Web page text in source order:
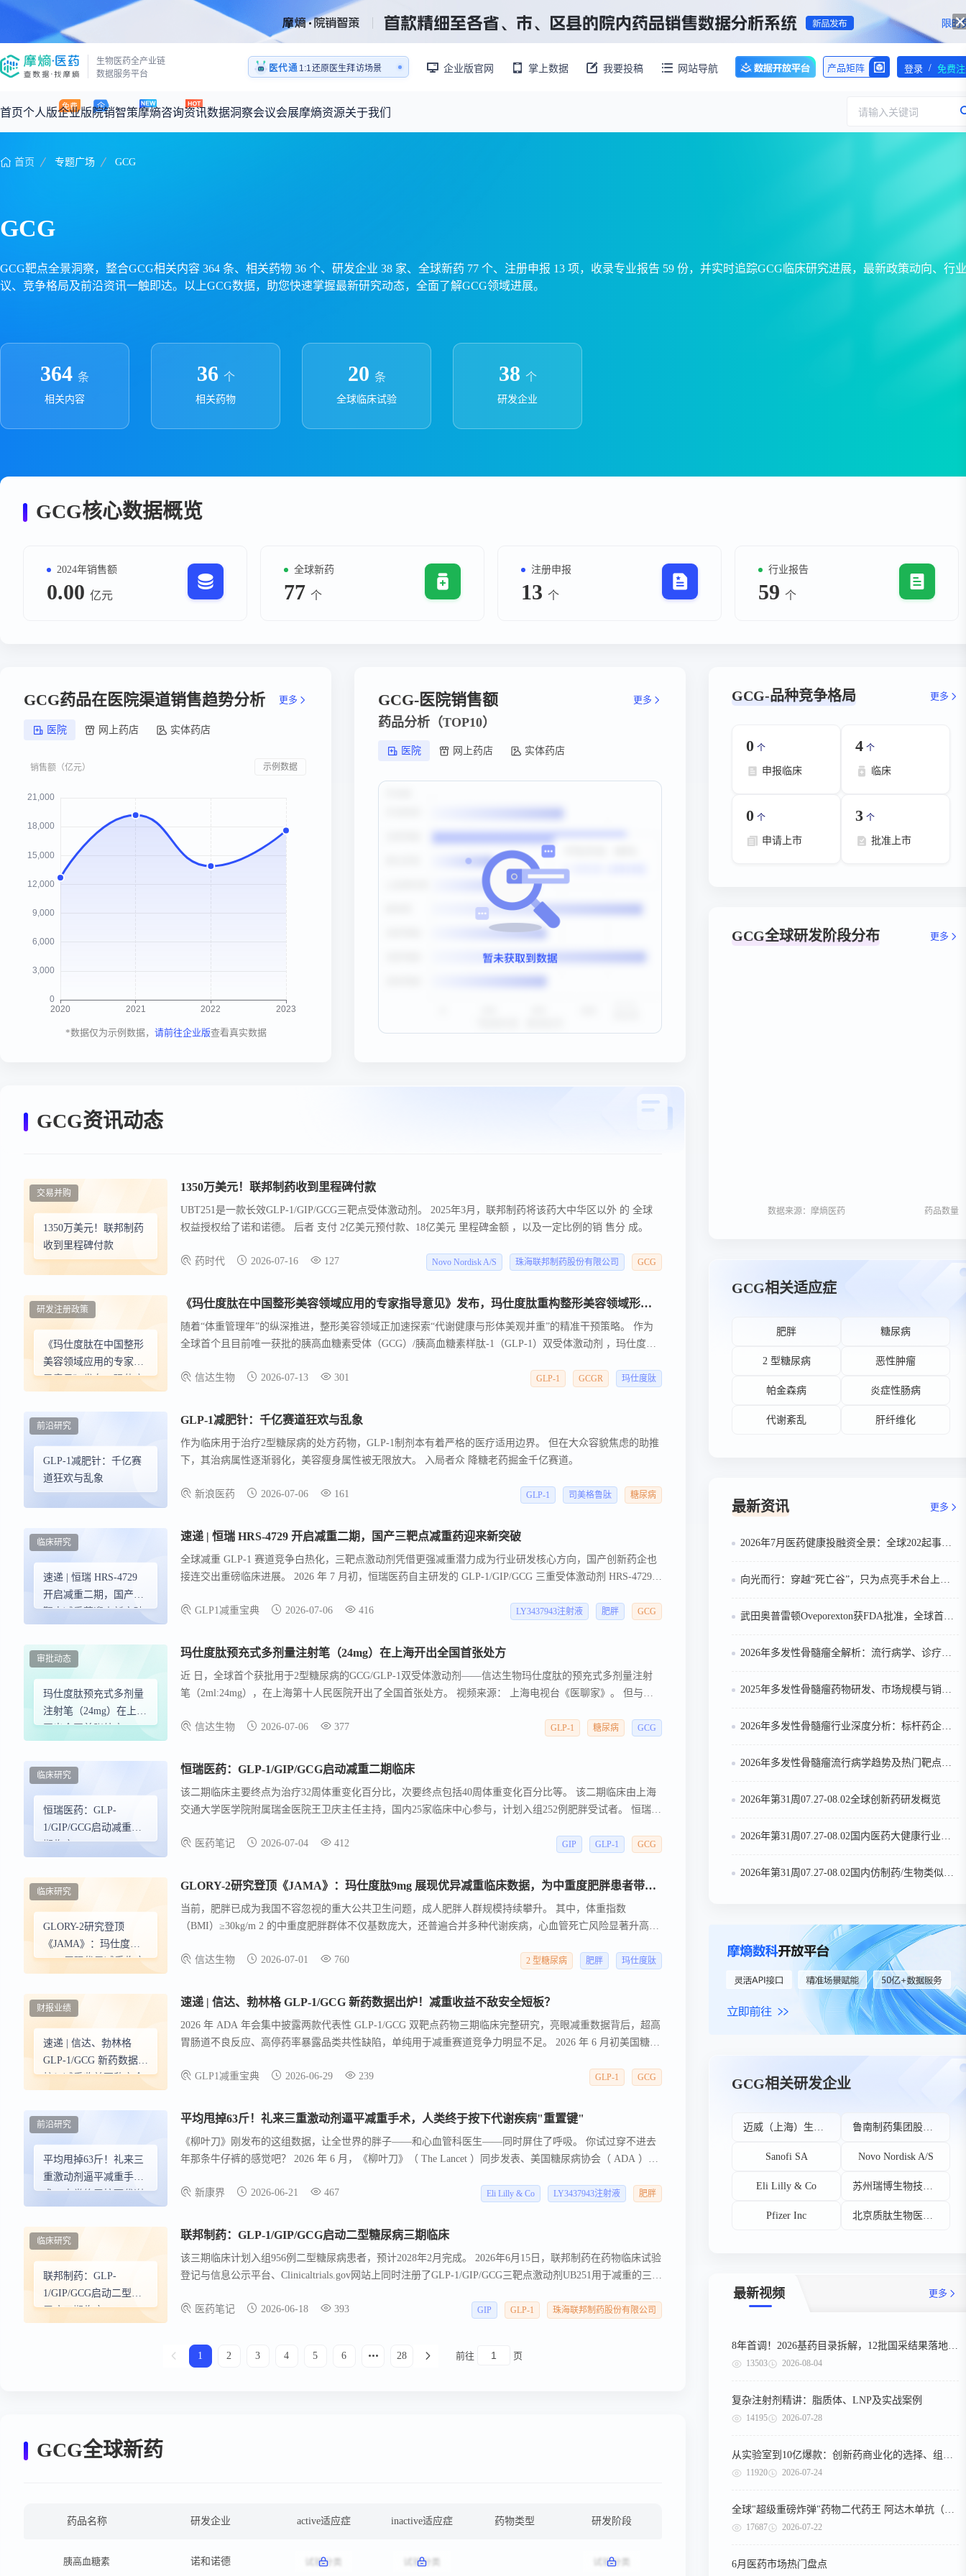
生物医药全产业链
数据服务平台
医代通 医药销售AI模拟陪练系统
1:1还原医生拜访场景
企业版官网 掌上数据 我要投稿 网站导航 产品矩阵 登录 / 免费
首页个人版企业版院销智策摩熵咨询
咨询服务
产品立项评估及管线规划
投资决策与交易估值
“十五五”战略规划 最新 从实验室到10亿爆款：创新药商业化的选择、组织与执行
资讯
摩熵原创
深度分析
投融资
注册审批
时讯
科普
研发注册政策
交易并购
人事变动
专家观点
数据洞察
数据中心
基于市场数据，为您提供全面的市场趋势分析与决策支持
政策法规
上市医药企业年报
药品生产企业
临床进展
会议会展摩熵资源关于我们 请输入关键词
首页 专题广场 GCG
GCG
GCG靶点全景洞察，整合GCG相关内容 364 条、相关药物 36 个、研发企业 38 家、全球新药 77 个、注册申报 13 项，收录专业报告 59 份，并实时追踪GCG临床研究进展，最新政策动向、行
议、竞争格局及前沿资讯一触即达。以上GCG数据，助您快速掌握最新研究动态，全面了解GCG领域进展。
364 条
相关内容
36 个
相关药物
20 条
全球临床试验
38 个
研发企业
GCG核心数据概览
2024年销售额
0.00 亿元
全球新药
77 个
注册申报
13 个
行业报告
59 个
GCG药品在医院渠道销售趋势分析 更多
医院 网上药店 实体药店
示例数据
*数据仅为示例数据， 请前往企业版查看真实数据
GCG-医院销售额 更多
药品分析（TOP10）
医院 网上药店 实体药店
GCG资讯动态
1350万美元！联邦制药
收到里程碑付款
交易并购 1350万美元！联邦制药收到里程碑付款
UBT251是一款长效GLP-1/GIP/GCG三靶点受体激动剂。 2025年3月，联邦制药将该药大中华区以外 的 全球
权益授权给了诺和诺德。 后者 支付 2亿美元预付款、18亿美元 里程碑金额 ，以及一定比例的销 售分 成。
药时代 2026-07-16 127 Novo Nordisk A/S 珠海联邦制药股份有限公司 GCG
《玛仕度肽在中国整形
美容领域应用的专家指
导意见》发布，玛仕度
体管理新格局
研发注册政策 《玛仕度肽在中国整形美容领域应用的专家指导意见》发布，玛仕度肽重构整形美容领域形体管理新格局
随着“体重管理年”的纵深推进，整形美容领域正加速探索“代谢健康与形体美观并重”的精准干预策略。 作为
全球首个且目前唯一获批的胰高血糖素受体（GCG）/胰高血糖素样肽-1（GLP-1）双受体激动剂 ，玛仕度肽
齐下，正式在整形美容赛道确立了规范化应用的“中国方案”。 专家指导意见发布，树立整形美容领域。
信达生物 2026-07-13 301 GLP-1 GCGR 玛仕度肽
GLP-1减肥针：千亿赛
道狂欢与乱象
前沿研究 GLP-1减肥针：千亿赛道狂欢与乱象
作为临床用于治疗2型糖尿病的处方药物，GLP-1制剂本有着严格的医疗适用边界。 但在大众容貌焦虑的助推
下，其治病属性逐渐弱化，美容瘦身属性被无限放大。 入局者众 降糖老药掘金千亿赛道。
新浪医药 2026-07-06 161 GLP-1 司美格鲁肽 糖尿病
速递 | 恒瑞 HRS-4729
开启减重二期，国产三
靶点减重药迎来新突破
临床研究 速递 | 恒瑞 HRS-4729 开启减重二期，国产三靶点减重药迎来新突破
全球减重 GLP-1 赛道竞争白热化，三靶点激动剂凭借更强减重潜力成为行业研发核心方向，国产创新药企也
接连交出重磅临床进展。 2026 年 7 月初，恒瑞医药自主研发的 GLP-1/GIP/GCG 三重受体激动剂 HRS-4729
创新多肽，正式迈入更大规模人体疗效验证阶段，为国内肥胖治疗管线再添核心竞争力产品。 该研究为多中
组、全程双盲的高标准试验设计，最大程度排除主观因素对数据结果的干扰，保证试验数据客观可信。
GLP1减重宝典 2026-07-06 416 LY3437943注射液 肥胖 GCG
玛仕度肽预充式多剂量
注射笔（24mg）在上海
开出全国首张处方
审批动态 玛仕度肽预充式多剂量注射笔（24mg）在上海开出全国首张处方
近 日，全球首个获批用于2型糖尿病的GCG/GLP-1双受体激动剂——信达生物玛仕度肽的预充式多剂量注射
笔（2ml:24mg），在上海第十人民医院开出了全国首张处方。 视频来源： 上海电视台《医聊家》。 但与此
信达生物
2026-07-06 377 GLP-1 糖尿病 GCG
恒瑞医药：GLP-
1/GIP/GCG启动减重二
期临床
临床研究 恒瑞医药：GLP-1/GIP/GCG启动减重二期临床
该二期临床主要终点为治疗32周体重变化百分比，次要终点包括40周体重变化百分比等。 该二期临床由上海
交通大学医学院附属瑞金医院王卫庆主任主持，国内25家临床中心参与，计划入组252例肥胖受试者。 恒瑞医
床成功，HRS-4729则为GLP-1/GIP/GCG三靶点激动剂。
医药笔记 2026-07-04 412 GIP GLP-1 GCG
GLORY-2研究登顶
《JAMA》：玛仕度肽
9mg 展现优异减重临床
者带来非手术体重管理
新选择
临床研究 GLORY-2研究登顶《JAMA》：玛仕度肽9mg 展现优异减重临床数据，为中重度肥胖患者带来非手术体重管理新选择
当前，肥胖已成为我国不容忽视的重大公共卫生问题，成人肥胖人群规模持续攀升。 其中，体重指数
（BMI）≥30kg/m 2 的中重度肥胖群体不仅基数庞大，还普遍合并多种代谢疾病，心血管死亡风险显著升高，
特殊需求与突出痛点。
信达生物 2026-07-01 760 2 型糖尿病 肥胖 玛仕度肽
速递 | 信达、勃林格
GLP-1/GCG 新药数据出
炉！减重收益不敌安全
财报业绩 速递 | 信达、勃林格 GLP-1/GCG 新药数据出炉！减重收益不敌安全短板？
2026 年 ADA 年会集中披露两款代表性 GLP-1/GCG 双靶点药物三期临床完整研究，亮眼减重数据背后，超高
胃肠道不良反应、高停药率暴露品类共性缺陷，单纯用于减重赛道竞争力明显不足。 2026 年 6 月初美国糖尿
步发布重磅三期临床全文数据，一时间引发代谢领域行业热议。 单纯从减重数值看，两款药物高剂量组均能
抬升的不良反应风险，也让这类药物仅做减重适应症的逻辑饱受质疑。
GLP1减重宝典 2026-06-29 239 GLP-1 GCG
平均甩掉63斤！礼来三
重激动剂逼平减重手
术，人类终于按下代谢
前沿研究 平均甩掉63斤！礼来三重激动剂逼平减重手术，人类终于按下代谢疾病"重置键"
《柳叶刀》刚发布的这组数据，让全世界的胖子——和心血管科医生——同时屏住了呼吸。 你试过穿不进去
年那条牛仔裤的感觉吧？ 2026 年 6 月，《柳叶刀》（ The Lancet ）同步发表、美国糖尿病协会（ ADA ）年
Retatrutide （瑞他鲁肽） ，在 2339 名肥胖或超重成人的 III 期 TRIUMPH-1 研究中， 最高剂量组 80 周平均
新康界 2026-06-21 467 Eli Lilly & Co LY3437943注射液 肥胖
联邦制药：GLP-
1/GIP/GCG启动二型糖
尿病三期临床
临床研究 联邦制药：GLP-1/GIP/GCG启动二型糖尿病三期临床
该三期临床计划入组956例二型糖尿病患者，预计2028年2月完成。 2026年6月15日，联邦制药在药物临床试验
登记与信息公示平台、Clinicaltrials.gov网站上同时注册了GLP-1/GIP/GCG三靶点激动剂UB251用于减重的三期
19.7%，安慰剂校正后减重17.7%。
医药笔记 2026-06-18 393 GIP GLP-1 珠海联邦制药股份有限公司
1 2 3 4 5 6 28 前往 页
GCG全球新药
药品名称 研发企业 active适应症 inactive适应症 药物类型 研发阶段
胰高血糖素 诺和诺德
GCG-品种竞争格局 更多
0 个
申报临床
4 个
临床
0 个
申请上市
3 个
批准上市
GCG全球研发阶段分布 更多
数据来源：摩熵医药 药品数量
GCG相关适应症
肥胖 糖尿病
2 型糖尿病 恶性肿瘤
帕金森病 炎症性肠病
代谢紊乱 肝纤维化
最新资讯 更多
2026年7月医药健康投融资全景：全球202起事件、中国99起，医疗器械+医药研发双赛道吸金564亿
向光而行：穿越“死亡谷”，只为点亮手术台上的那束光
武田奥普雷顿Oveporexton获FDA批准，全球首个靶向食欲素的1型发作性睡病对因治疗药物上市
2026年多发性骨髓瘤全解析：流行病学、诊疗及医保政策梳理
2025年多发性骨髓瘤药物研发、市场规模与销售趋势全解析
2026年多发性骨髓瘤行业深度分析：标杆药企案例与技术迭代研判
2026年多发性骨髓瘤流行病学趋势及热门靶点药物市场表现洞察
2026年第31周07.27-08.02全球创新药研发概览
2026年第31周07.27-08.02国内医药大健康行业政策法规汇总
2026年第31周07.27-08.02国内仿制药/生物类似物申报/审批数据分析
GCG相关研发企业
Sanofi SA Novo Nordisk A/S
Eli Lilly & Co
Pfizer Inc
最新视频 更多
13503 2026-08-04
复杂注射剂精讲：脂质体、LNP及实战案例
14195 2026-07-28
11920 2026-07-24
17687 2026-07-22
6月医药市场热门盘点